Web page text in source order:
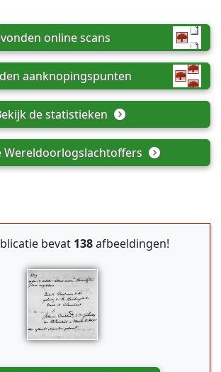
online scans
aanknopingspunten
de statistieken
Wereldoorlogslachtoffers
bevat 138afbeeldingen!